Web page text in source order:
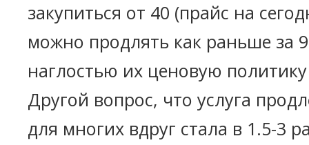
закупиться от 40 (прайс на
можно продлять как раньше за
наглостью их ценовую
Другой вопрос, что услуга
для многих вдруг стала в 1.5-3